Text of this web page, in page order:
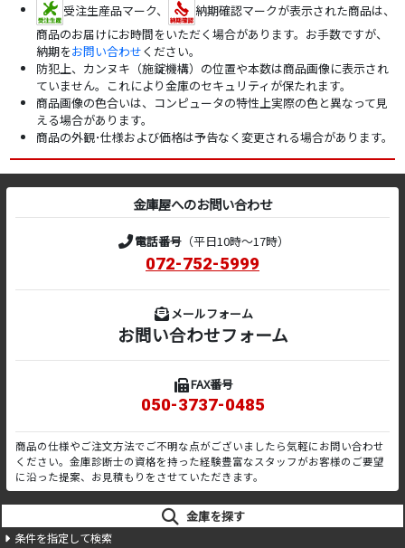
受注生産品マーク、
納期確認マークが表示された商品は、
商品のお届けにお時間をいただく場合があります。お手数ですが、
納期をお問い合わせください。
防犯上、カンヌキ（施錠機構）の位置や本数は商品画像に表示され
ていません。これにより金庫のセキュリティが保たれます。
商品画像の色合いは、コンピュータの特性上実際の色と異なって見
える場合があります。
商品の外観･仕様および価格は予告なく変更される場合があります。
金庫屋へのお問い合わせ
電話番号（平日10時～17時）
072-752-5999
メールフォーム
お問い合わせフォーム
FAX番号
050-3737-0485
商品の仕様やご注文方法でご不明な点がございましたら気軽にお問い合わせ
ください。金庫診断士の資格を持った経験豊富なスタッフがお客様のご要望
に沿った提案、お見積もりをさせていただきます。
金庫を探す
条件を指定して検索